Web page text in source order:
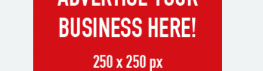
‘জেন-জি’ই ‘দেশের চালিকা শক্তি’,
আগের মন্তব্য থেকে ইউ-টার্ন কঙ্গনা